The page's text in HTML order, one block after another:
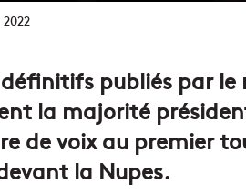
publiés par
la majorité
de voix au premier
la Nupes.